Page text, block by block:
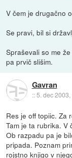
V čem je drugačno
Se pravi, bil si
Spraševali so me
pa prvič slišim.
Gavran
::5. dec 2003,
Res je off topiic. Za
Tam je ta rubrika. V
Ob razpadu pa je
pripada. Poznam
rojstno knjigo v